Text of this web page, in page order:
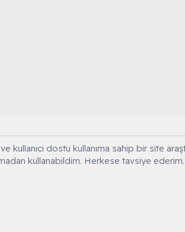
kullanıcı dostu kullanıma sahip bir site
kullanabildim. Herkese tavsiye ederim.